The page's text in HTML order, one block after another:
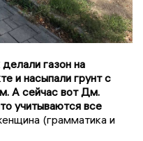
газон на
и насыпали грунт с
А сейчас вот Дм.
учитываются все
(грамматика и